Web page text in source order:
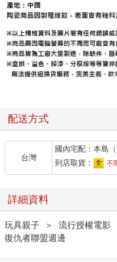
配送方式
台灣
國內宅配：本島（
到店取貨：
不
詳細資料
玩具親子 ＞ 流行授權電影
復仇者聯盟週邊